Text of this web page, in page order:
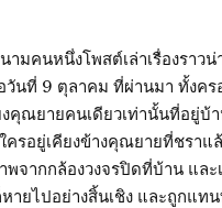
ามคนหนึ่งโพสต์เล่าเรื่องราว
วันที่ 9 ตุลาคม ที่ผ่านมา ทั้งคร
คุณยายคนเดียวเท่านั้นที่อยู่บ้
ครอยู่เคียงข้างคุณยายที่ชราแ
พจากกล้องวงจรปิดที่บ้าน และ
หายไปอย่างสิ้นเชิง และถูกแ